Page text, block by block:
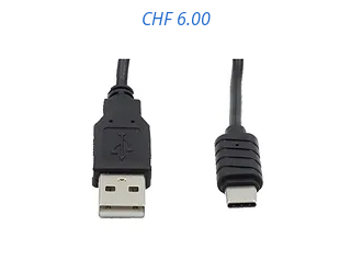
Preis
CHF 6.00